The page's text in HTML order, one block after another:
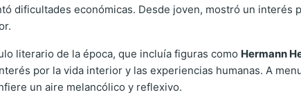
dificultades económicas. Desde joven, mostró un interés
literario de la época, que incluía figuras como Hermann
por la vida interior y las experiencias humanas. A
un aire melancólico y reflexivo.